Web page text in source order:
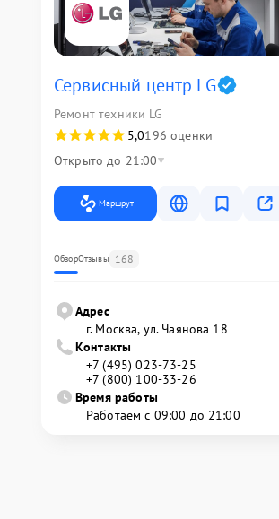
Сервисный центр LG
Ремонт техники LG
5,0196 оценки
Открыто до 21:00
Маршрут
ОбзорОтзывы 168
Адрес
г. Москва, ул. Чаянова 18
Контакты
+7 (495) 023-73-25
+7 (800) 100-33-26
Время работы
Работаем с 09:00 до 21:00